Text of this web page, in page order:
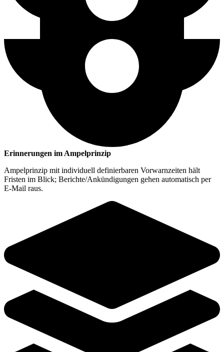
Erinnerungen im Ampelprinzip
Ampelprinzip mit individuell definierbaren Vorwarnzeiten hält
Fristen im Blick; Berichte/Ankündigungen gehen automatisch per
E-Mail raus.